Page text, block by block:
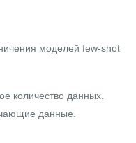
моделей few-shot
количество данных.
данные.